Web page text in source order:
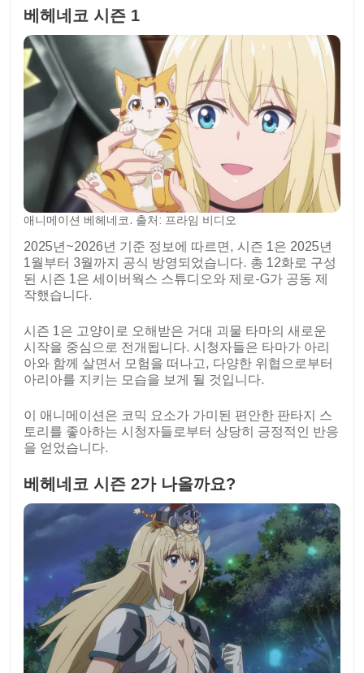
베헤네코 시즌 1
애니메이션 베헤네코. 출처: 프라임 비디오
2025년~2026년 기준 정보에 따르면, 시즌 1은 2025년
1월부터 3월까지 공식 방영되었습니다. 총 12화로 구성
된 시즌 1은 세이버웍스 스튜디오와 제로-G가 공동 제
작했습니다.
시즌 1은 고양이로 오해받은 거대 괴물 타마의 새로운
시작을 중심으로 전개됩니다. 시청자들은 타마가 아리
아와 함께 살면서 모험을 떠나고, 다양한 위협으로부터
아리아를 지키는 모습을 보게 될 것입니다.
이 애니메이션은 코믹 요소가 가미된 편안한 판타지 스
토리를 좋아하는 시청자들로부터 상당히 긍정적인 반응
을 얻었습니다.
베헤네코 시즌 2가 나올까요?